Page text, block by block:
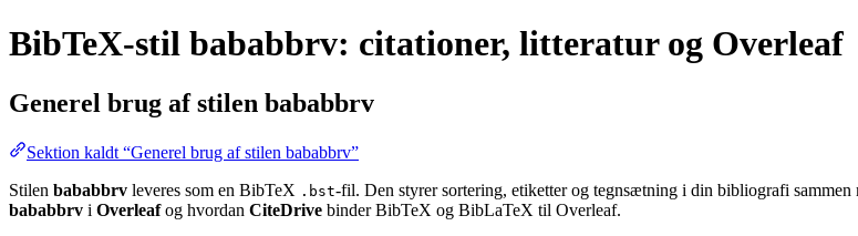
BibTeX-stil bababbrv: citationer, litteratur og Overleaf
Generel brug af stilen bababbrv
Sektion kaldt “Generel brug af stilen bababbrv”
Stilen bababbrv leveres som en BibTeX .bst-fil. Den styrer sortering, etiketter og tegnsætning i din bibliografi sammen
bababbrv i Overleafog hvordan CiteDrive binder BibTeX og BibLaTeX til Overleaf.